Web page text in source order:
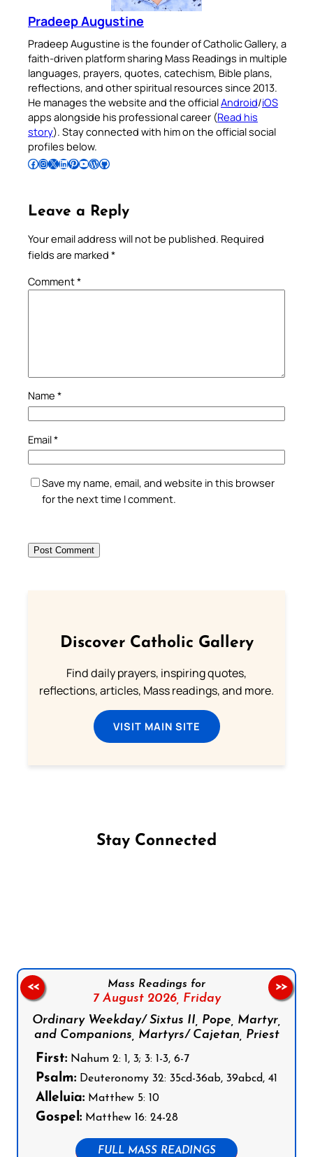
Pradeep Augustine
Pradeep Augustine is the founder of Catholic Gallery, a
faith-driven platform sharing Mass Readings in multiple
languages, prayers, quotes, catechism, Bible plans,
reflections, and other spiritual resources since 2013.
He manages the website and the officialAndroid/iOS
apps alongside his professional career (Read his
story). Stay connected with him on the official social
profiles below.
Follow Pradeep on Facebook Follow Pradeep on InstagramFollow Pradeep on X Follow Pradeep on LinkedIn Follow Pradeep on Pinterest Subscribe to Pradeep’s Youtube Channel Follow Pradeep on WordPress Follow Pradeep on GitHub
Leave a Reply
Your email address will not be published. Required
fields are marked *
Comment*
Name *
Email*
Save my name, email, and website in this browser
for the next time I comment.
Discover Catholic Gallery
Find daily prayers, inspiring quotes,
reflections, articles, Mass readings, and more.
VISIT MAIN SITE
Stay Connected
Mass Readings for
7 August 2026, Friday
Ordinary Weekday/ Sixtus II, Pope, Martyr,
and Companions, Martyrs/ Cajetan, Priest
First: Nahum 2: 1, 3; 3: 1-3, 6-7
Psalm: Deuteronomy 32: 35cd-36ab, 39abcd, 41
Alleluia: Matthew 5: 10
Gospel: Matthew 16: 24-28
FULL MASS READINGS
<< >>